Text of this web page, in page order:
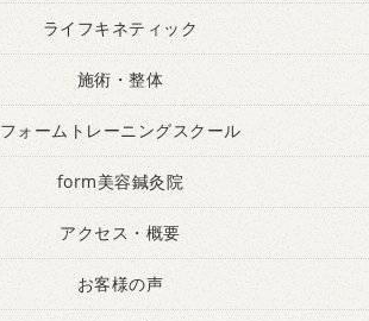
ライフキネティック
施術・整体
フォームトレーニングスクール
form美容鍼灸院
アクセス・概要
お客様の声